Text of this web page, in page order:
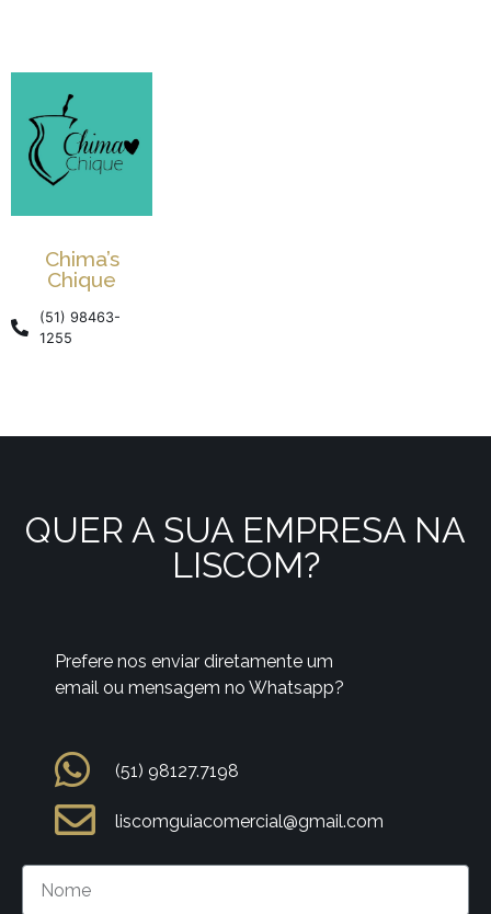
Chima’s
Chique
(51) 98463-
1255
QUER A SUA EMPRESA NA
LISCOM?
Prefere nos enviar diretamente um
email ou mensagem no Whatsapp?
(51) 98127.7198
liscomguiacomercial@gmail.com